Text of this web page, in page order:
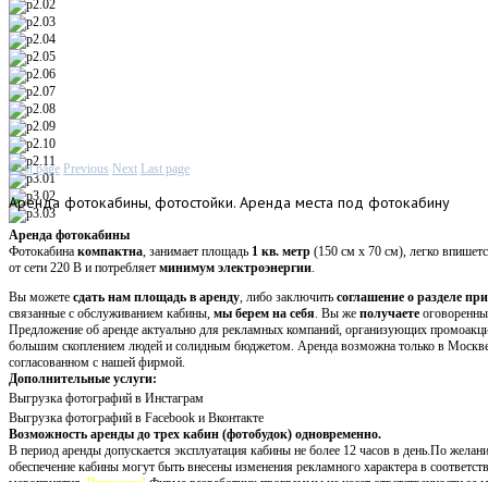
First page Previous Next Last page
Аренда фотокабины, фотостойки. Аренда места под фотокабину
Аренда фотокабины
Фотокабина компактна, занимает площадь 1 кв. метр (150 см х 70 см), легко
от сети 220 В и потребляет минимум электроэнергии.
Вы можете сдать нам площадь в аренду, либо заключить соглашение о разделе
связанные с обслуживанием кабины, мы берем на себя. Вы же получаете
Предложение об аренде актуально для рекламных компаний, организующих
большим скоплением людей и солидным бюджетом. Аренда возможна только в Москве
согласованном с нашей фирмой.
Дополнительные услуги:
Выгрузка фотографий в Инстаграм
Выгрузка фотографий в Facebook и Вконтакте
Возможность аренды до трех кабин (фотобудок) одновременно.
В период аренды допускается эксплуатация кабины не более 12 часов в день.По
обеспечение кабины могут быть внесены изменения рекламного характера в